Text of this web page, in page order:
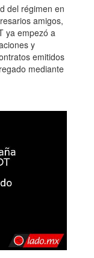
del régimen en
amigos,
ya empezó a
y
emitidos
mediante